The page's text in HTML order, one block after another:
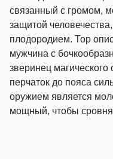
связанный с громом,
защитой
плодородием. Тор
мужчина с
зверинец
перчаток до пояса
оружием является
мощный, чтобы